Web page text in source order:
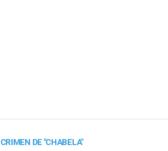
CRIMEN DE "CHABELA"